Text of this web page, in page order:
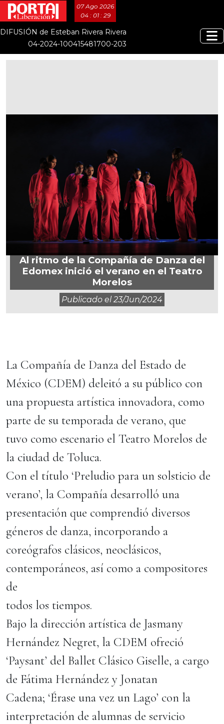
07 Ago 2026
04 : 01 : 29
DIFUSIÓN de Esteban Rivera Rivera
04-2024-100415481700-203
Al ritmo de la Compañía de Danza del
Edomex inició el verano en el Teatro
Morelos
Publicado el23/jun/2024
La Compañía de Danza del Estado de
México (CDEM) deleitó a su público con
una propuesta artística innovadora, como
parte de su temporada de verano, que
tuvo como escenario el Teatro Morelos de
la ciudad de Toluca.
Con el título ‘Preludio para un solsticio de
verano’, la Compañía desarrolló una
presentación que comprendió diversos
géneros de danza, incorporando a
coreógrafos clásicos, neoclásicos,
contemporáneos, así como a compositores
de
todos los tiempos.
Bajo la dirección artística de Jasmany
Hernández Negret, la CDEM ofreció
‘Paysant’ del Ballet Clásico Giselle, a cargo
de Fátima Hernández y Jonatan
Cadena; ‘Érase una vez un Lago’ con la
interpretación de alumnas de servicio